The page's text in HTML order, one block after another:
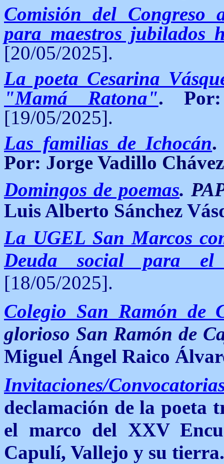
Comisión del Congreso
para maestros jubilados
[20/05/2025].
La poeta Cesarina
"Mamá Ratona".
[19/05/2025].
Las familias de Ichocán
Por: Jorge Vadillo
Domingos de poemas.
Luis Alberto Sánchez
La UGEL San Marcos
Deuda social para el
[18/05/2025].
Colegio San Ramón de
glorioso San Ramón de
Miguel Ángel Raico
Invitaciones/
declamación de la poeta
el marco del XXV
Capulí, Vallejo y su tierra.